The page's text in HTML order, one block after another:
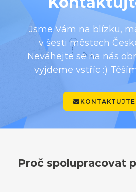
Jsme Vám na blízku,
v šesti městech
Neváhejte se na nás
vyjdeme vstříc :)
Proč spolupracovat